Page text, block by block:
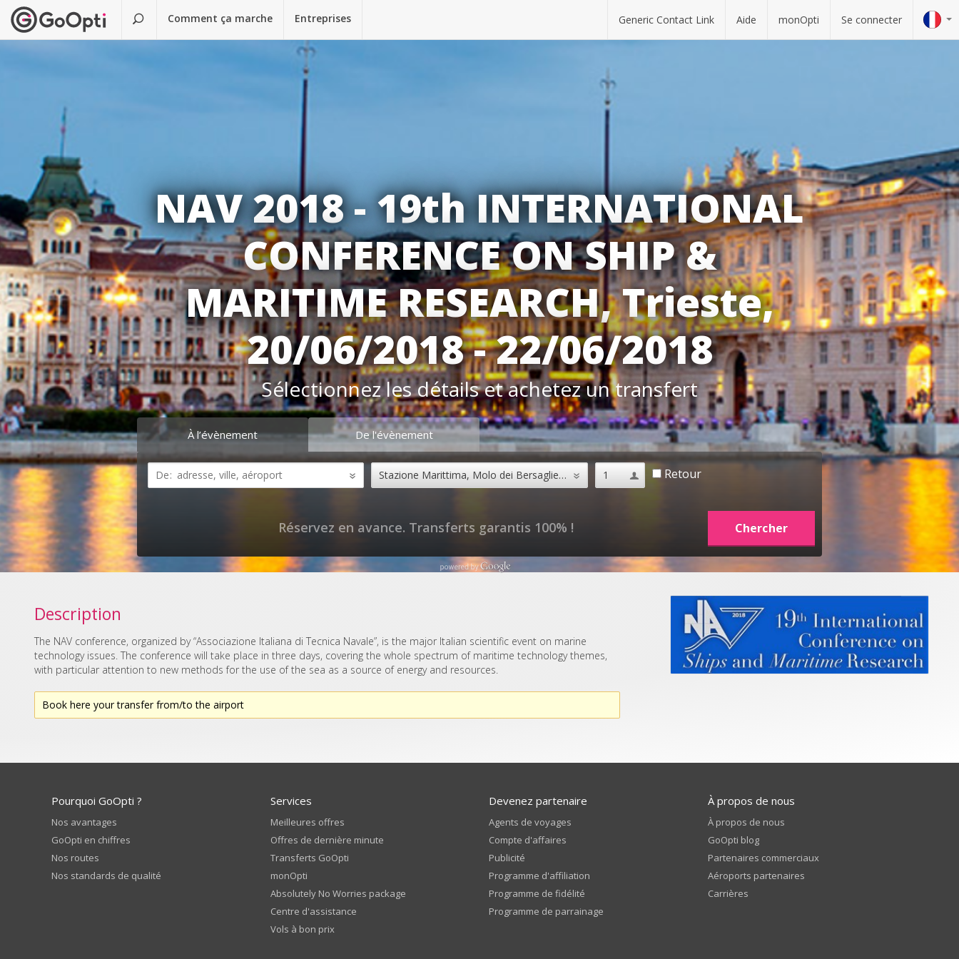
Comment ça marche Entreprises Generic Contact Link Aide monOpti Se connecter
NAV 2018 - 19th INTERNATIONAL
CONFERENCE ON SHIP &
MARITIME RESEARCH, Trieste,
20/06/2018 - 22/06/2018
Sélectionnez les détails et achetez un transfert
À l’évènement De l'évènement
Retour
Réservez en avance. Transferts garantis 100% !
Description
The NAV conference, organized by “Associazione Italiana di Tecnica Navale”, is the major Italian scientific event on marine
technology issues. The conference will take place in three days, covering the whole spectrum of maritime technology themes,
with particular attention to new methods for the use of the sea as a source of energy and resources.
Book here your transfer from/to the airport
Pourquoi GoOpti ?
Nos avantages
GoOpti en chiffres
Nos routes
Nos standards de qualité
Services
Meilleures offres
Offres de dernière minute
Transferts GoOpti
monOpti
Absolutely No Worries package
Centre d'assistance
Vols à bon prix
Devenez partenaire
Agents de voyages
Compte d'affaires
Publicité
Programme d'affiliation
Programme de fidélité
Programme de parrainage
À propos de nous
À propos de nous
GoOpti blog
Partenaires commerciaux
Aéroports partenaires
Carrières